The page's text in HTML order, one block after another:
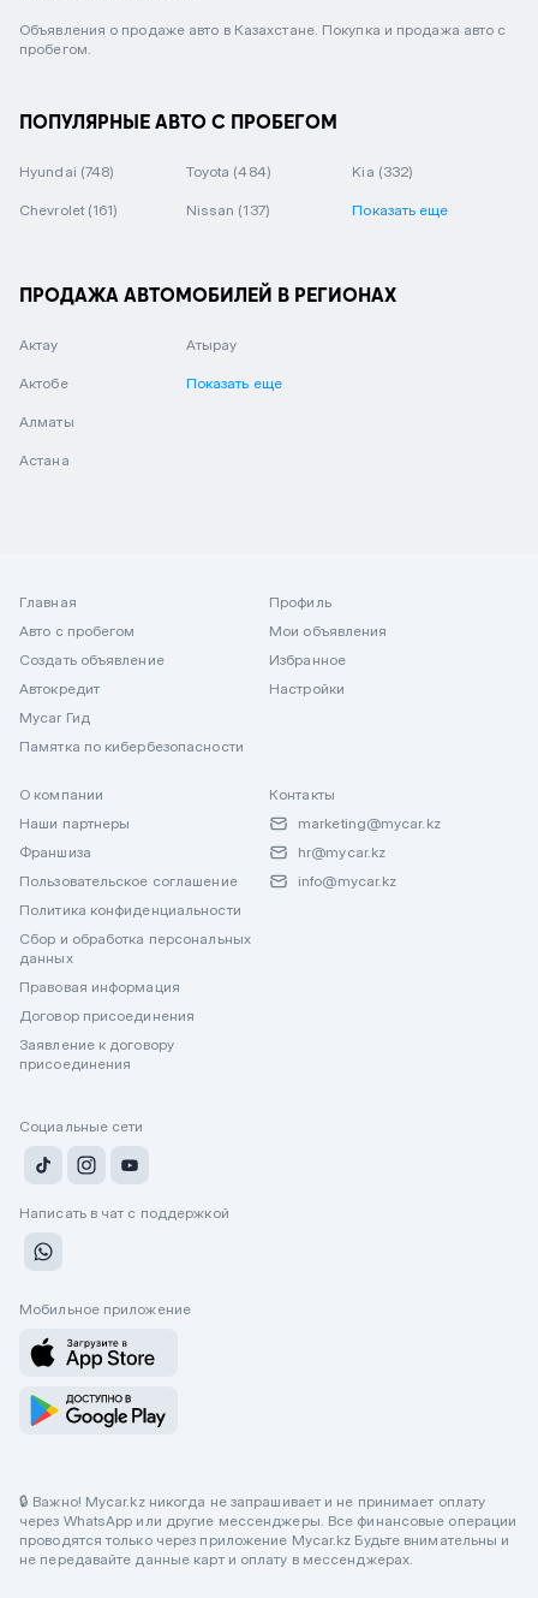
Объявления о продаже авто в Казахстане. Покупка и продажа авто с
пробегом.
ПОПУЛЯРНЫЕ АВТО С ПРОБЕГОМ
Hyundai (748) Toyota (484) Kia (332)
Chevrolet (161) Nissan (137) Показать еще
ПРОДАЖА АВТОМОБИЛЕЙ В РЕГИОНАХ
Актау
Актобе
Алматы
Астана
Атырау
Показать еще
Главная
Авто с пробегом
Создать объявление
Автокредит
Mycar Гид
Памятка по кибербезопасности
Профиль
Мои объявления
Избранное
Настройки
О компании
Наши партнеры
Франшиза
Пользовательское соглашение
Политика конфиденциальности
Сбор и обработка персональных
данных
Правовая информация
Договор присоединения
Заявление к договору
присоединения
Контакты
marketing@mycar.kz
hr@mycar.kz
info@mycar.kz
Социальные сети
Написать в чат с поддержкой
Мобильное приложение
🔒 Важно! Mycar.kz никогда не запрашивает и не принимает оплату
через WhatsApp или другие мессенджеры. Все финансовые операции
проводятся только через приложение Mycar.kz Будьте внимательны и
не передавайте данные карт и оплату в мессенджерах.